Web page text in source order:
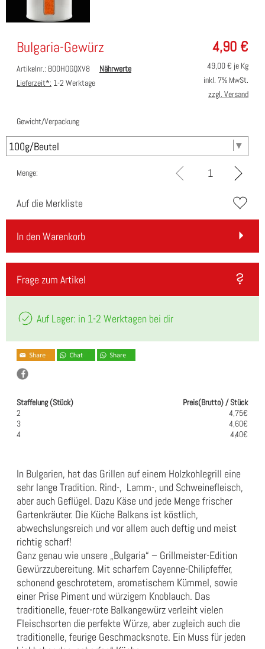
4,90 €
Bulgaria-Gewürz
Artikelnr.: B00HOGQXV8
Nährwerte
Lieferzeit*: 1-2 Werktage
49,00€ je Kg
inkl. 7% MwSt.
zzgl. Versand
Gewicht/Verpackung
Menge:
Auf die Merkliste
In den Warenkorb
Frage zum Artikel
Auf Lager: in 1-2 Werktagen bei dir
Staffelung (Stück)
Preis(Brutto) / Stück
2
4,75€
3
4,60€
4
4,40€
In Bulgarien, hat das Grillen auf einem Holzkohlegrill eine
sehr lange Tradition. Rind-, Lamm-, und Schweinefleisch,
aber auch Geflügel. Dazu Käse und jede Menge frischer
Gartenkräuter. Die Küche Balkans ist köstlich,
abwechslungsreich und vor allem auch deftig und meist
richtig scharf!
Ganz genau wie unsere „Bulgaria“ – Grillmeister-Edition
Gewürzzubereitung. Mit scharfem Cayenne-Chilipfeffer,
schonend geschrotetem, aromatischem Kümmel, sowie
einer Prise Piment und würzigem Knoblauch. Das
traditionelle, feuer-rote Balkangewürz verleiht vielen
Fleischsorten die perfekte Würze, aber zugleich auch die
traditionelle, feurige Geschmacksnote. Ein Muss für jeden